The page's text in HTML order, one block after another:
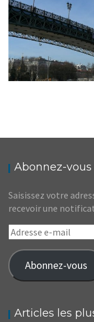
Abonnez-
Saisissez votre
recevoir une
Adresse
e-
mail
Abonnez-vous
Articles les